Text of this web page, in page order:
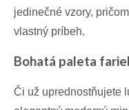
jedinečné vzory,
vlastný príbeh.
Bohatá paleta
Či už uprednostňujete